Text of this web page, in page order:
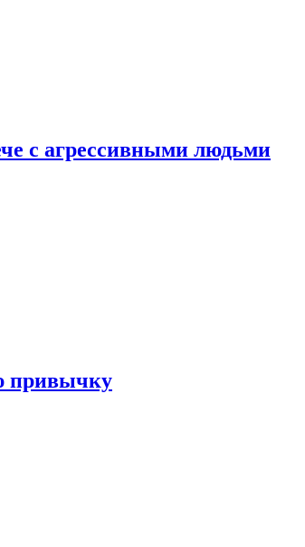
с агрессивными людьми
привычку